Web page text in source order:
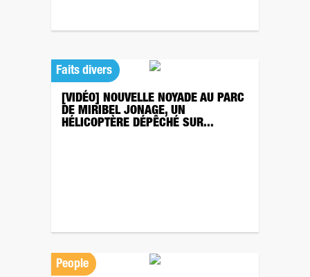
Faits divers
[VIDÉO] NOUVELLE NOYADE AU PARC
DE MIRIBEL JONAGE, UN
HÉLICOPTÈRE DÉPÊCHÉ SUR...
People